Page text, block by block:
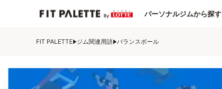
パーソナルジムから探す
FIT PALETTE ジム関連用語 バランスボール